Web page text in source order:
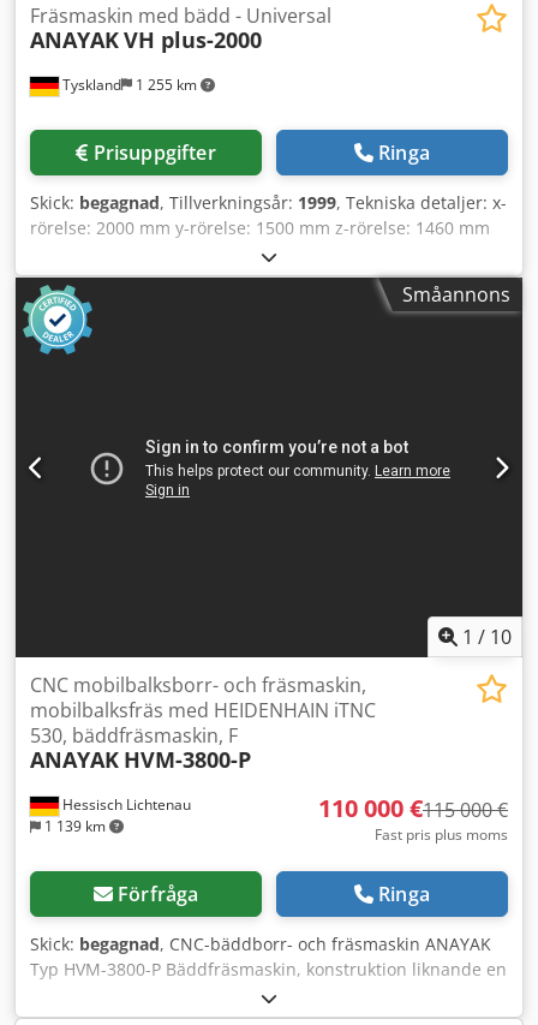
Tyskland 1 255 km
Fräsmaskin med bädd - Universal
ANAYAKVH plus-2000
Prisuppgifter Ringa
Skick: begagnad, Tillverkningsår: 1999, Tekniska detaljer: x-
rörelse: 2000 mm y-rörelse: 1500 mm z-rörelse: 1460 mm
Frässpindelmotor: 35/30 kW Spindelupptagning ISO: 50
Spindelvarvtal: 24 - 3000 varv/min Bordstorlek: 1350 x 1550
mm Bordbelastning: 6 t Matningshastighet: 10 - 3000
mm/min Snabbgångshastighet: 10 m/min Total
effektbehov: 48 kW Maskinvikt ca: 24 t med CNC-styrsystem
Småannons
1 / 10
Hessisch Lichtenau
1 139 km
CNC mobilbalksborr- och fräsmaskin,
mobilbalksfräs med HEIDENHAIN iTNC
530, bäddfräsmaskin, F
ANAYAK HVM-3800-P
110 000 €115 000 €
Fast pris plus moms
Förfråga Ringa
Skick: begagnad, CNC-bäddborr- och fräsmaskin ANAYAK
Typ HVM-3800-P Bäddfräsmaskin, konstruktion liknande en
plattborrmaskin med fast bord Maskinnr: M-20021203
Tillverkningsår 2002 "Renoverad 2025" Maskinen kommer